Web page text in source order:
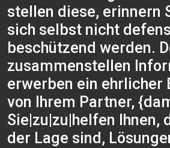
stellen diese, erinnern
sich selbst nicht
beschützend werden.
zusammenstellen
erwerben ein ehrlicher
von Ihrem Partner,
Sie|zu|zu|helfen Ihnen,
der Lage sind,